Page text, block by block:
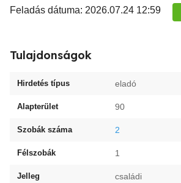
Feladás dátuma: 2026.07.24 12:59
Tulajdonságok
Hirdetés típus eladó
Alapterület 90
Szobák száma 2
Félszobák 1
Jelleg családi